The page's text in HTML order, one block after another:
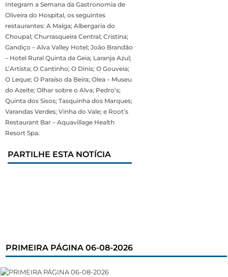
Integram a Semana da Gastronomia de
Oliveira do Hospital, os seguintes
restaurantes: A Malga; Albergaria do
Choupal; Churrasqueira Central; Cristina;
Gandiço – Alva Valley Hotel; João Brandão
– Hotel Rural Quinta da Geia; Laranja Azul;
L’Artista; O Cantinho; O Dinis; O Gouveia;
O Leque; O Paraíso da Beira; Olea – Museu
do Azeite; Olhar sobre o Alva; Pedro’s;
Quinta dos Sisos; Tasquinha dos Marques;
Varandas Verdes; Vinha do Vale; e Root’s
Restaurant Bar – Aquavillage Health
Resort Spa.
PARTILHE ESTA NOTÍCIA
PRIMEIRA PÁGINA 06-08-2026